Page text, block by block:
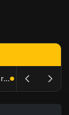
The Batman : Part II – Robert Pattinson replonge dans les ténèbres de Gotham dès octobre 2027